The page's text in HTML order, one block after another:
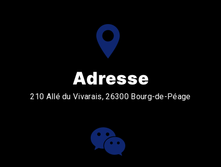
Adresse
210 Allé du Vivarais, 26300 Bourg-de-Péage